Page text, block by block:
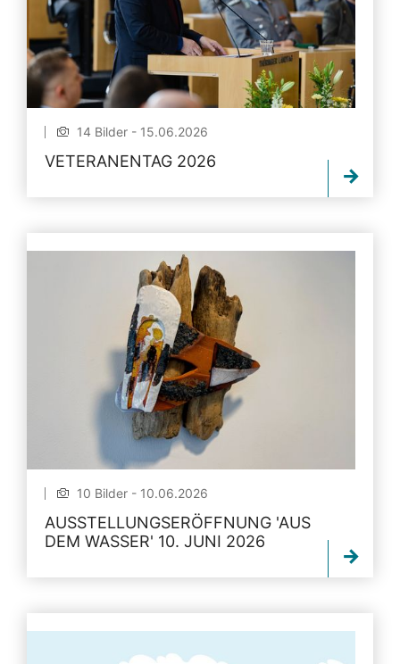
14 Bilder - 15.06.2026
VETERANENTAG 2026
10 Bilder - 10.06.2026
AUSSTELLUNGSERÖFFNUNG 'AUS
DEM WASSER' 10. JUNI 2026